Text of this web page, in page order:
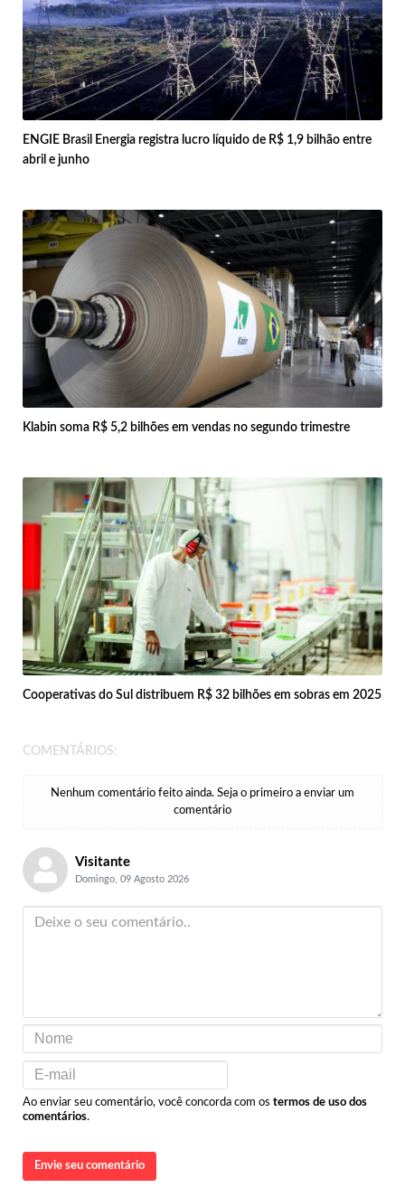
ENGIE Brasil Energia registra lucro líquido de R$ 1,9 bilhão entre
abril e junho
Klabin soma R$ 5,2 bilhões em vendas no segundo trimestre
Cooperativas do Sul distribuem R$ 32 bilhões em sobras em 2025
COMENTÁRIOS:
Nenhum comentário feito ainda. Seja o primeiro a enviar um
comentário
Visitante
Domingo, 09 Agosto 2026
Ao enviar seu comentário, você concorda com os termos de uso dos
comentários.
Envie seu comentário